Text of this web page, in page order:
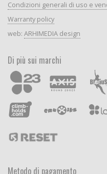
Condizioni generali di uso e
Warranty policy
web: ARHIMEDIA design
Di più sui marchi
Metodo di pagamento